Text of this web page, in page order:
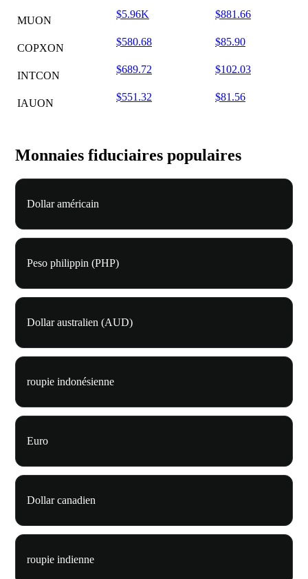
MUON
$5.96K $881.66
COPXON
$580.68 $85.90
INTCON
$689.72 $102.03
IAUON
$551.32 $81.56
Monnaies fiduciaires populaires
Dollar américain
Peso philippin (PHP)
Dollar australien (AUD)
roupie indonésienne
Euro
Dollar canadien
roupie indienne